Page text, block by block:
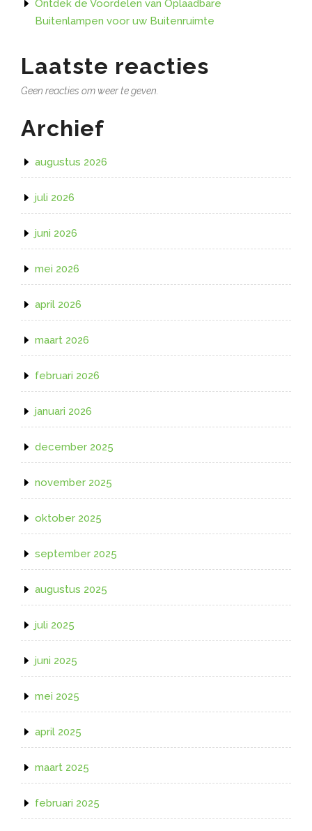
Ontdek de Voordelen van Oplaadbare
Buitenlampen voor uw Buitenruimte
Laatste reacties
Geen reacties om weer te geven.
Archief
augustus 2026
juli 2026
juni 2026
mei 2026
april 2026
maart 2026
februari 2026
januari 2026
december 2025
november 2025
oktober 2025
september 2025
augustus 2025
juli 2025
juni 2025
mei 2025
april 2025
maart 2025
februari 2025